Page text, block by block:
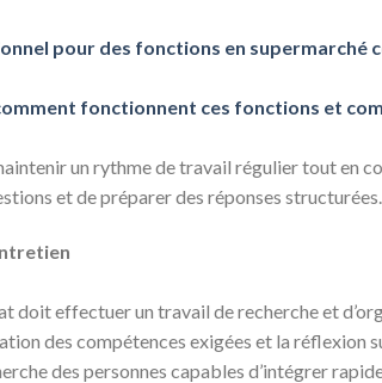
pour des fonctions en supermarché
fonctionnent ces fonctions et
un rythme de travail régulier tout en
et de préparer des réponses structurées.
doit effectuer un travail de recherche et
des compétences exigées et la réflexion
des personnes capables d’intégrer